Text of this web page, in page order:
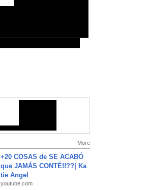
More
+20 COSAS de SE ACABÓ
que JAMÁS CONTÉ!!??| Ka
tie Angel
youtube.com